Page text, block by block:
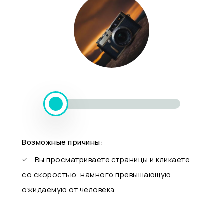
Возможные причины:
Вы просматриваете страницы и кликаете
со скоростью, намного превышающую
ожидаемую от человека